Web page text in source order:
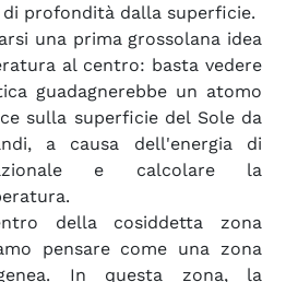
profondità dalla superficie.
una prima grossolana idea
al centro: basta vedere
guadagnerebbe un atomo
sulla superficie del Sole da
a causa dell'energia di
e calcolare la
della cosiddetta zona
pensare come una zona
In questa zona, la